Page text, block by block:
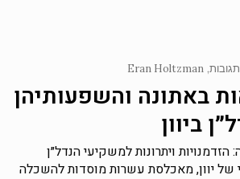
תגובות Eran Holtzman
באתונה והשפעותיהן
ביוון
הזדמנויות ויתרונות למשקיעי הנדל״ן
של יוון, מאכלסת עשרות מוסדות להשכלה